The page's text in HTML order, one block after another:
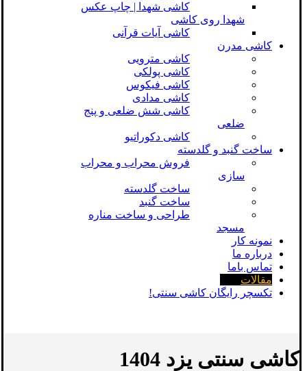
کاشی شهدا | چاپ عکس
شهدا روی کاشی
کاشی آیات قرآنی
کاشی مدرن
کاشی مترویی
کاشی پولکی
کاشی فیکوس
کاشی مدادی
کاشی شش ضلعی و پنج
ضلعی
کاشی دکوراتیو
ساخت گنبد و گلدسته
فروش محراب و محراب
سازی
ساخت گلدسته
ساخت گنبد
طراحی و ساخت مناره
مسجد
نمونه کار
درباره ما
تماس باما
مقالات
تکسچر رایگان کاشی سنتی!
کاشی سنتی یزد 1404